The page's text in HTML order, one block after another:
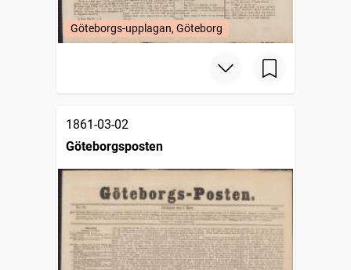
Göteborgs-upplagan, Göteborg
1861-03-02
Göteborgsposten